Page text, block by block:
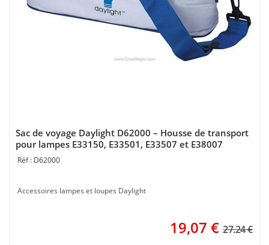
Sac de voyage Daylight D62000 – Housse de transport
pour lampes E33150, E33501, E33507 et E38007
D62000
Accessoires lampes et loupes Daylight
19,07 € 27.24 €